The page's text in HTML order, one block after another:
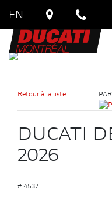
EN
Retour à la liste
DUCATI
2026
# 4537